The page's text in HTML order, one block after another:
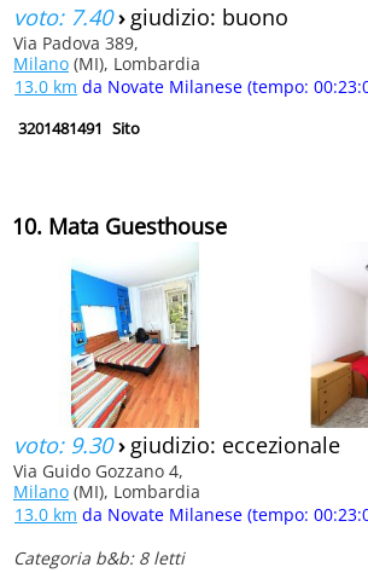
voto: 7.40› giudizio: buono
Via Padova 389,
Milano (MI), Lombardia
13.0 km da Novate Milanese (tempo:
3201481491 Sito
10. Mata Guesthouse
voto: 9.30› giudizio: eccezionale
Via Guido Gozzano 4,
Milano (MI), Lombardia
13.0 km da Novate Milanese (tempo:
Categoria b&b: 8 letti